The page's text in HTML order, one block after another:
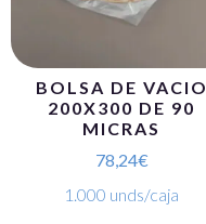
BOLSA DE VACIO
200X300 DE 90
MICRAS
78,24€
1.000 unds/caja